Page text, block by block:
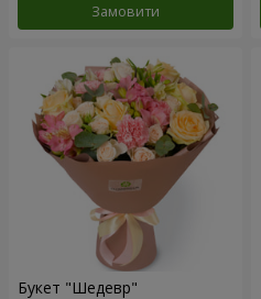
Замовити
Букет "Шедевр"